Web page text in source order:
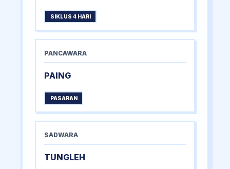
SIKLUS 4 HARI
PANCAWARA
PAING
PASARAN
SADWARA
TUNGLEH